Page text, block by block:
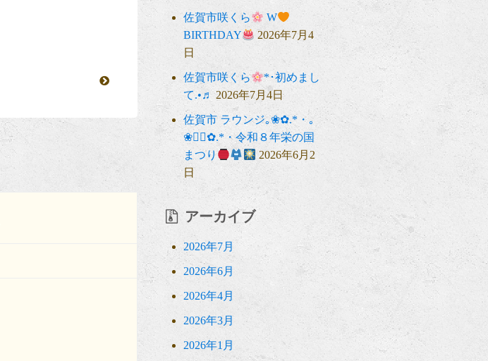
佐賀市咲くら
W
BIRTHDAY
2026年7月4
日
佐賀市咲くら
*･初めまし
て.•♬ 2026年7月4日
佐賀市 ラウンジ｡❀✿.*・｡
❀❁⃘✿.*・令和８年栄の国
まつり
2026年6月2
日
アーカイブ
2026年7月
2026年6月
2026年4月
2026年3月
2026年1月